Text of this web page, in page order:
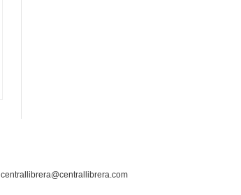
centrallibrera@centrallibrera.com